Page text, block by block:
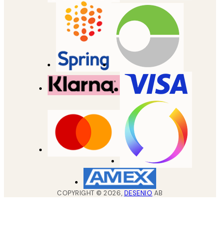
COPYRIGHT ©2026, DESENIO AB